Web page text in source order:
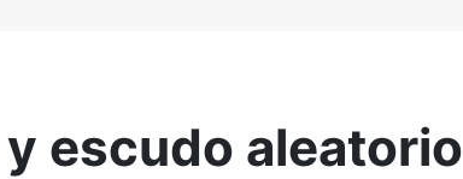
escudo aleatorio